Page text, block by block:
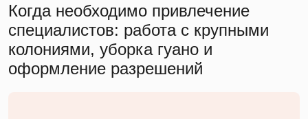
Когда необходимо привлечение
специалистов: работа с крупными
колониями, уборка гуано и
оформление разрешений